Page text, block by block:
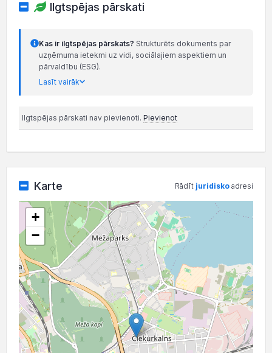
Ilgtspējas pārskati
Kas ir ilgtspējas pārskats? Strukturēts dokuments par
uzņēmuma ietekmi uz vidi, sociālajiem aspektiem un
pārvaldību (ESG).
Lasīt vairāk
Ilgtspējas pārskati nav pievienoti. Pievienot
Karte Rādīt juridisko adresi
+
−